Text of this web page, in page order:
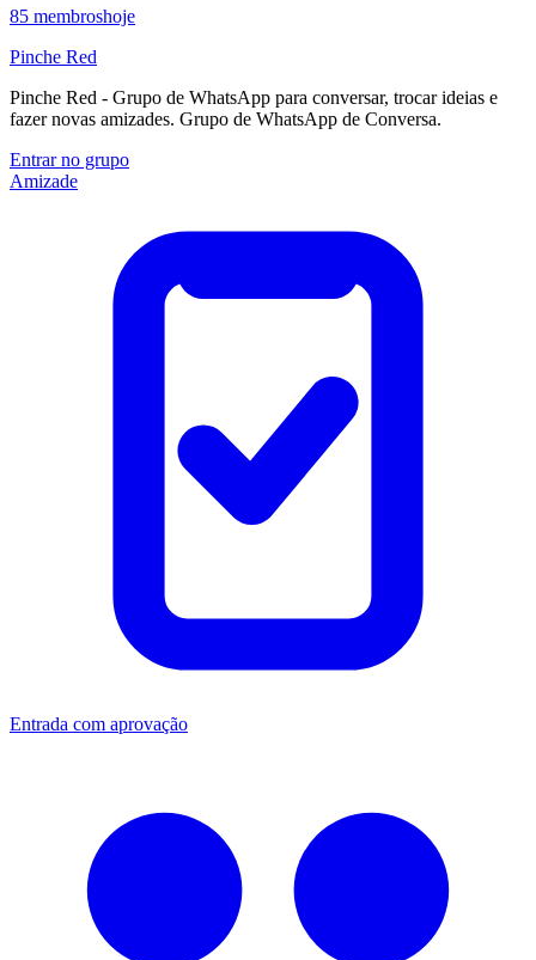
85 membroshoje
Pinche Red
Pinche Red - Grupo de WhatsApp para conversar, trocar ideias e
fazer novas amizades. Grupo de WhatsApp de Conversa.
Entrar no grupo
Amizade
Entrada com aprovação